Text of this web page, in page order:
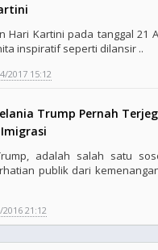
Hari Kartini pada tanggal 21
inspiratif seperti dilansir ..
2017 15:12
Trump Pernah
adalah salah satu
publik dari
2016 21:12